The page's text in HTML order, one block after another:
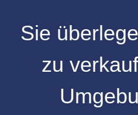
Sie
zu